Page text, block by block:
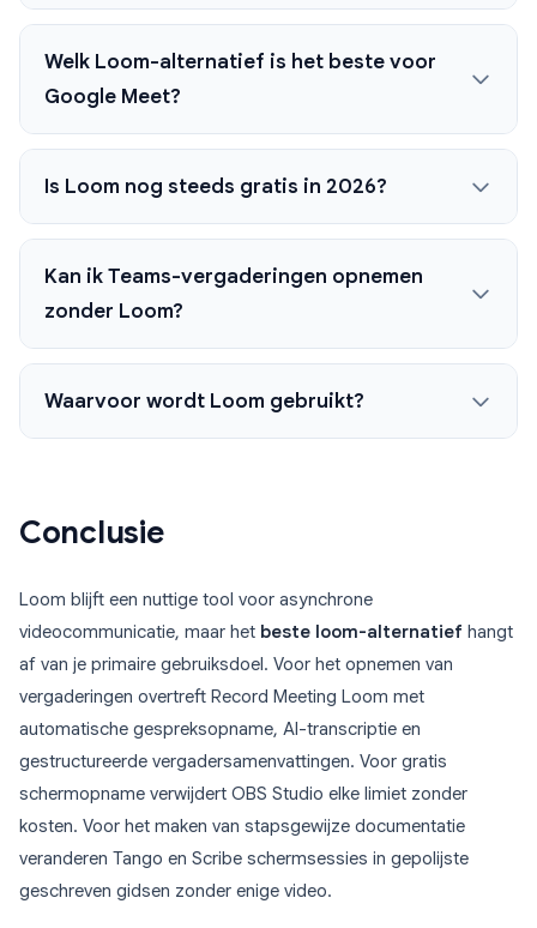
Welk Loom-alternatief is het beste voor
Google Meet?
Is Loom nog steeds gratis in 2026?
Kan ik Teams-vergaderingen opnemen
zonder Loom?
Waarvoor wordt Loom gebruikt?
Conclusie
Loom blijft een nuttige tool voor asynchrone
videocommunicatie, maar het beste loom-alternatief hangt
af van je primaire gebruiksdoel. Voor het opnemen van
vergaderingen overtreft Record Meeting Loom met
automatische gespreksopname, AI-transcriptie en
gestructureerde vergadersamenvattingen. Voor gratis
schermopname verwijdert OBS Studio elke limiet zonder
kosten. Voor het maken van stapsgewijze documentatie
veranderen Tango en Scribe schermsessies in gepolijste
geschreven gidsen zonder enige video.